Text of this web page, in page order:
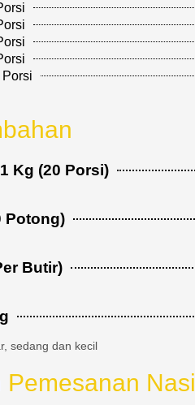
Kg (20 Porsi)
Potong)
Butir)
sedang dan kecil
Pemesanan